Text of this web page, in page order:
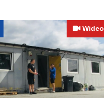
Wideo